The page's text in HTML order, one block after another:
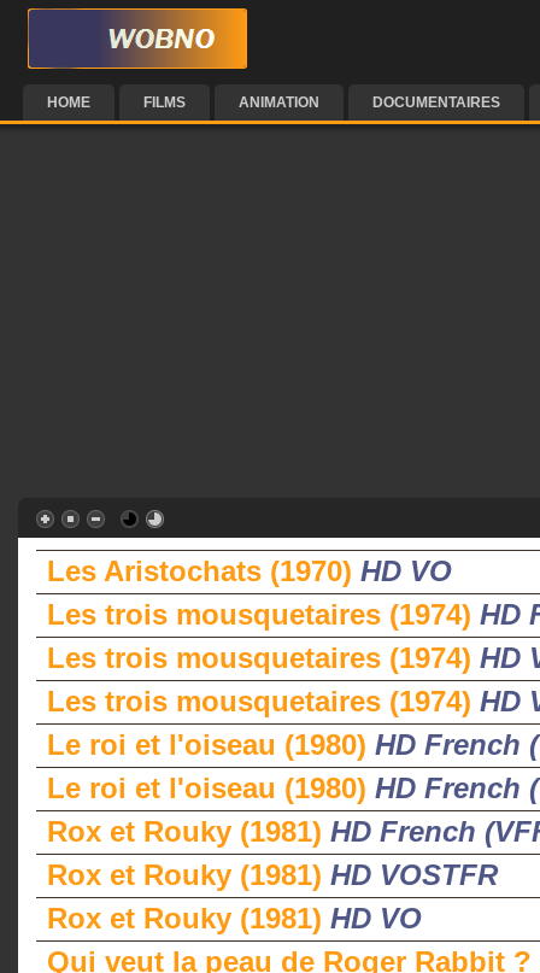
HOME FILMS ANIMATION DOCUMENTAIRES
Les Aristochats (1970) HD VO
Les trois mousquetaires (1974) HD
Les trois mousquetaires (1974) HD
Les trois mousquetaires (1974) HD
Le roi et l'oiseau (1980) HD French
Le roi et l'oiseau (1980) HD French
Rox et Rouky (1981) HD French
Rox et Rouky (1981) HD VOSTFR
Rox et Rouky (1981) HD VO
Qui veut la peau de Roger Rabbit